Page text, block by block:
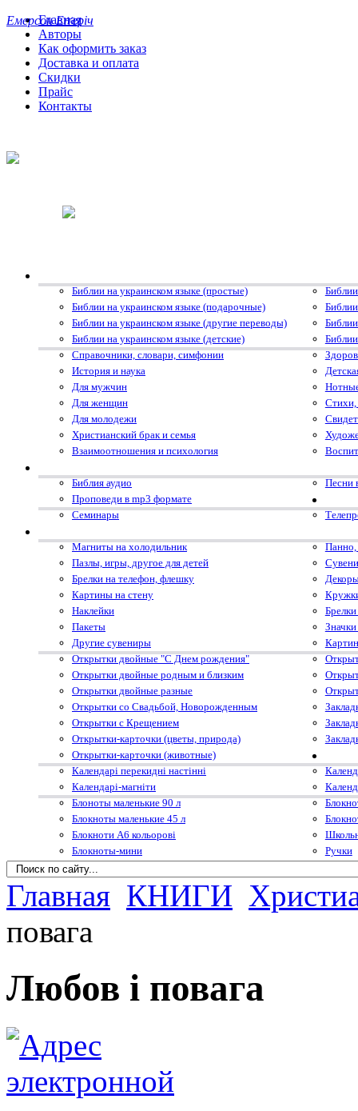
Главная
Авторы
Как оформить заказ
Доставка и оплата
Скидки
Прайс
Контакты
Библии на украинском языке (простые)
Библии на украинском языке (подарочные)
Библии на украинском языке (другие переводы)
Библии на украинском языке (детские)
Справочники, словари, симфонии
История и наука
Для мужчин
Для женщин
Стихи,
Для молодежи
Христианский брак и семья
Взаимоотношения и психология
Библия аудио
Песни
Проповеди в mp3 формате
Семинары
Магниты на холодильник
Панно,
Пазлы, игры, другое для детей
Брелки на телефон, флешку
Картины на стену
Наклейки
Пакеты
Другие сувениры
Открытки двойные "С Днем рождения"
Открытки двойные родным и близким
Открытки двойные разные
Открытки со Свадьбой, Новорожденным
Открытки с Крещением
Открытки-карточки (цветы, природа)
Открытки-карточки (животные)
Календарі перекидні настінні
Календарі-магніти
Блоноты маленькие 90 л
Блокноты маленькие 45 л
Блокноти А6 кольорові
Блокноты-мини
Ручки
Главная КНИГИ
повага
Любов і повага
Емерсон Еґґеріч